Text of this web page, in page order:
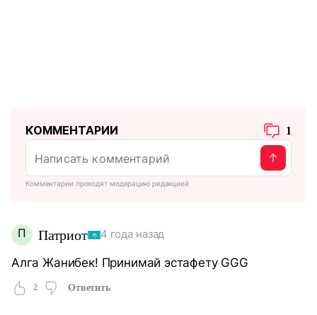
КОММЕНТАРИИ 1
Комментарии проходят модерацию редакцией
П Патриот 4 года назад
Алга Жанибек! Принимай эстафету GGG
2 Ответить